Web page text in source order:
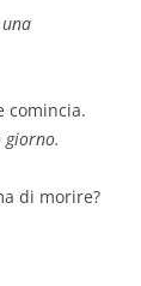
comincia.
giorno.
di morire?